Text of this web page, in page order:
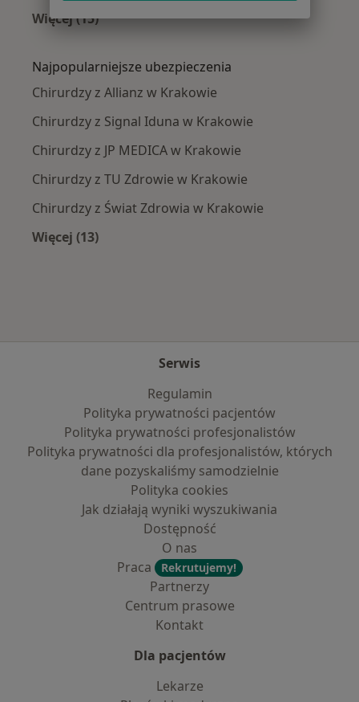
Więcej (15)
Najpopularniejsze ubezpieczenia
Chirurdzy z Allianz w Krakowie
Chirurdzy z Signal Iduna w Krakowie
Chirurdzy z JP MEDICA w Krakowie
Chirurdzy z TU Zdrowie w Krakowie
Chirurdzy z Świat Zdrowia w Krakowie
Więcej (13)
Serwis
Regulamin
Polityka prywatności pacjentów
Polityka prywatności profesjonalistów
Polityka prywatności dla profesjonalistów, których
dane pozyskaliśmy samodzielnie
Polityka cookies
Jak działają wyniki wyszukiwania
Dostępność
O nas
Praca
Rekrutujemy!
Partnerzy
Centrum prasowe
Kontakt
Dla pacjentów
Lekarze